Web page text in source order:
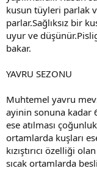
kusun tüyleri parlak
parlar.Sağlıksız bir
uyur ve
bakar.
YAVRU SEZONU
Muhtemel yavru
ayinin sonuna kadar
ese atılması
ortamlarda kuşları
kızıştırıcı özelliği
sıcak ortamlarda